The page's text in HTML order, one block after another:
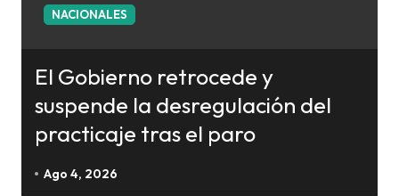
NACIONALES
El Gobierno retrocede y
suspende la desregulación del
practicaje tras el paro
Ago 4, 2026